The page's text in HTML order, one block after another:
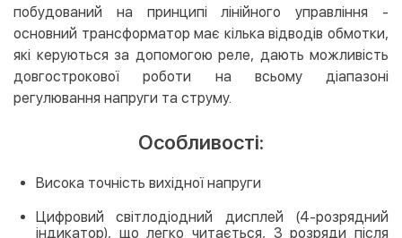
Оплата частинами (Приватбанк)
Покупка частинами (Монобанк)
побудований на принципі лінійного управління -
основний трансформатор має кілька відводів обмотки,
які керуються за допомогою реле, дають можливість
довгострокової роботи на всьому діапазоні
регулювання напруги та струму.
Особливості:
Висока точність вихідної напруги
Цифровий світлодіодний дисплей (4-розрядний
індикатор), що легко читається, 3 розряди після